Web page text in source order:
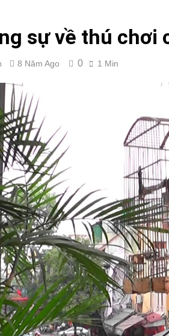
7 Năm Ago
Can Bulldogs
7 Năm Ago
sự về thú chơi
8 Năm Ago 0 1 Min